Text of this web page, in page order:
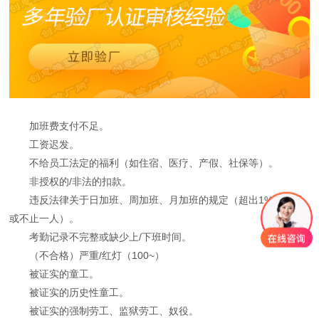
加班费支付不足。
工资迟发。
不给员工法定的福利（如住宿、医疗、产假、社保等）。
非授权的/非法的扣款。
违反法律关于日加班、周加班、月加班的规定（超出1%的员工
或不止一人）。
考勤记录不完整或缺少上/下班时间。
（不合格）严重/红灯（100~）
被证实的童工。
被证实的历史性童工。
被证实的强制劳工、监狱劳工、奴役。